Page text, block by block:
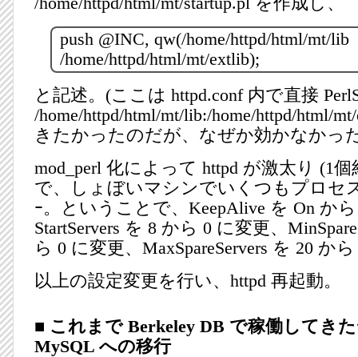
push @INC, qw(/home/httpd/html/mt/lib
/home/httpd/html/mt/extlib);
と記述。(ここは httpd.conf 内で直接
/home/httpd/html/mt/lib:/home/httpd/html/
きたかったのだが、なぜか効かなかっ
mod_perl 化によって httpd が激太り (1
で、しょぼいマシンでいくつもプロセ
ｰ。ということで、KeepAlive を On か
StartServers を 8 から 0 に変更、
ら 0 に変更、MaxSpareServers を 20 か
以上の設定変更を行い、httpd 再起動。
■ これまで Berkeley DB で稼働してき
MySQL への移行